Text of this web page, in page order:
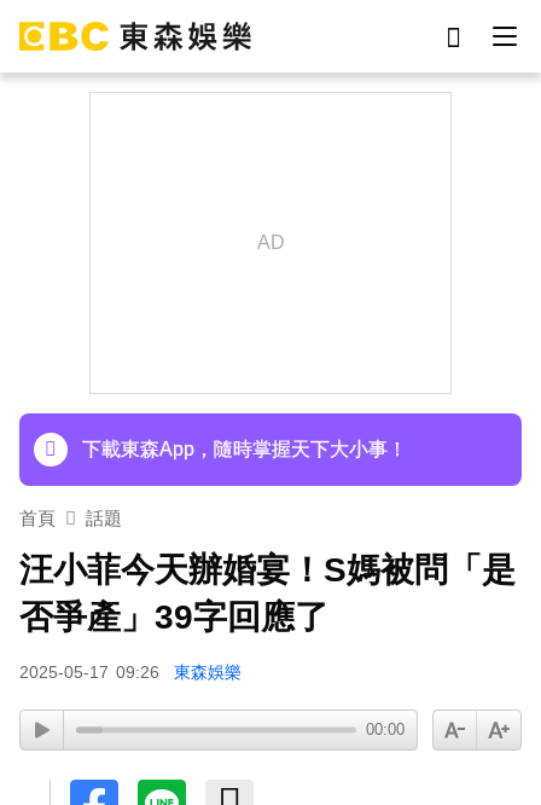
下載東森App，隨時掌握天下大小事！
首頁 話題
汪小菲今天辦婚宴！S媽被問「是
否爭產」39字回應了
2025-05-17 09:26 東森娛樂
00:00